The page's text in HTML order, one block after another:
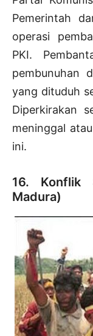
Pemerintah
operasi
PKI.
pembunuhan
yang dituduh
Diperkirakan
meninggal
ini.
16. Konflik
Madura)